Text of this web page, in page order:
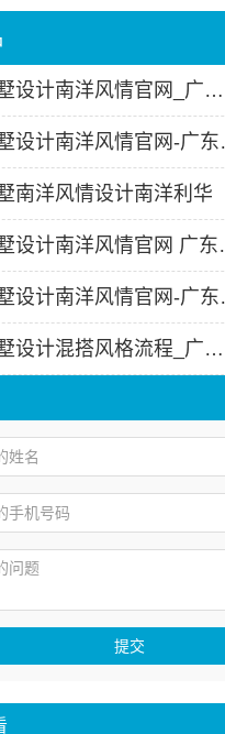
提交
湛江别墅设计南洋风情官网_广东南洋利华家居建材有限公司
湛江别
南洋风情设计南洋利华
湛江别
湛江别
广东别墅设计混搭风格流程_广东南洋利华家居建材